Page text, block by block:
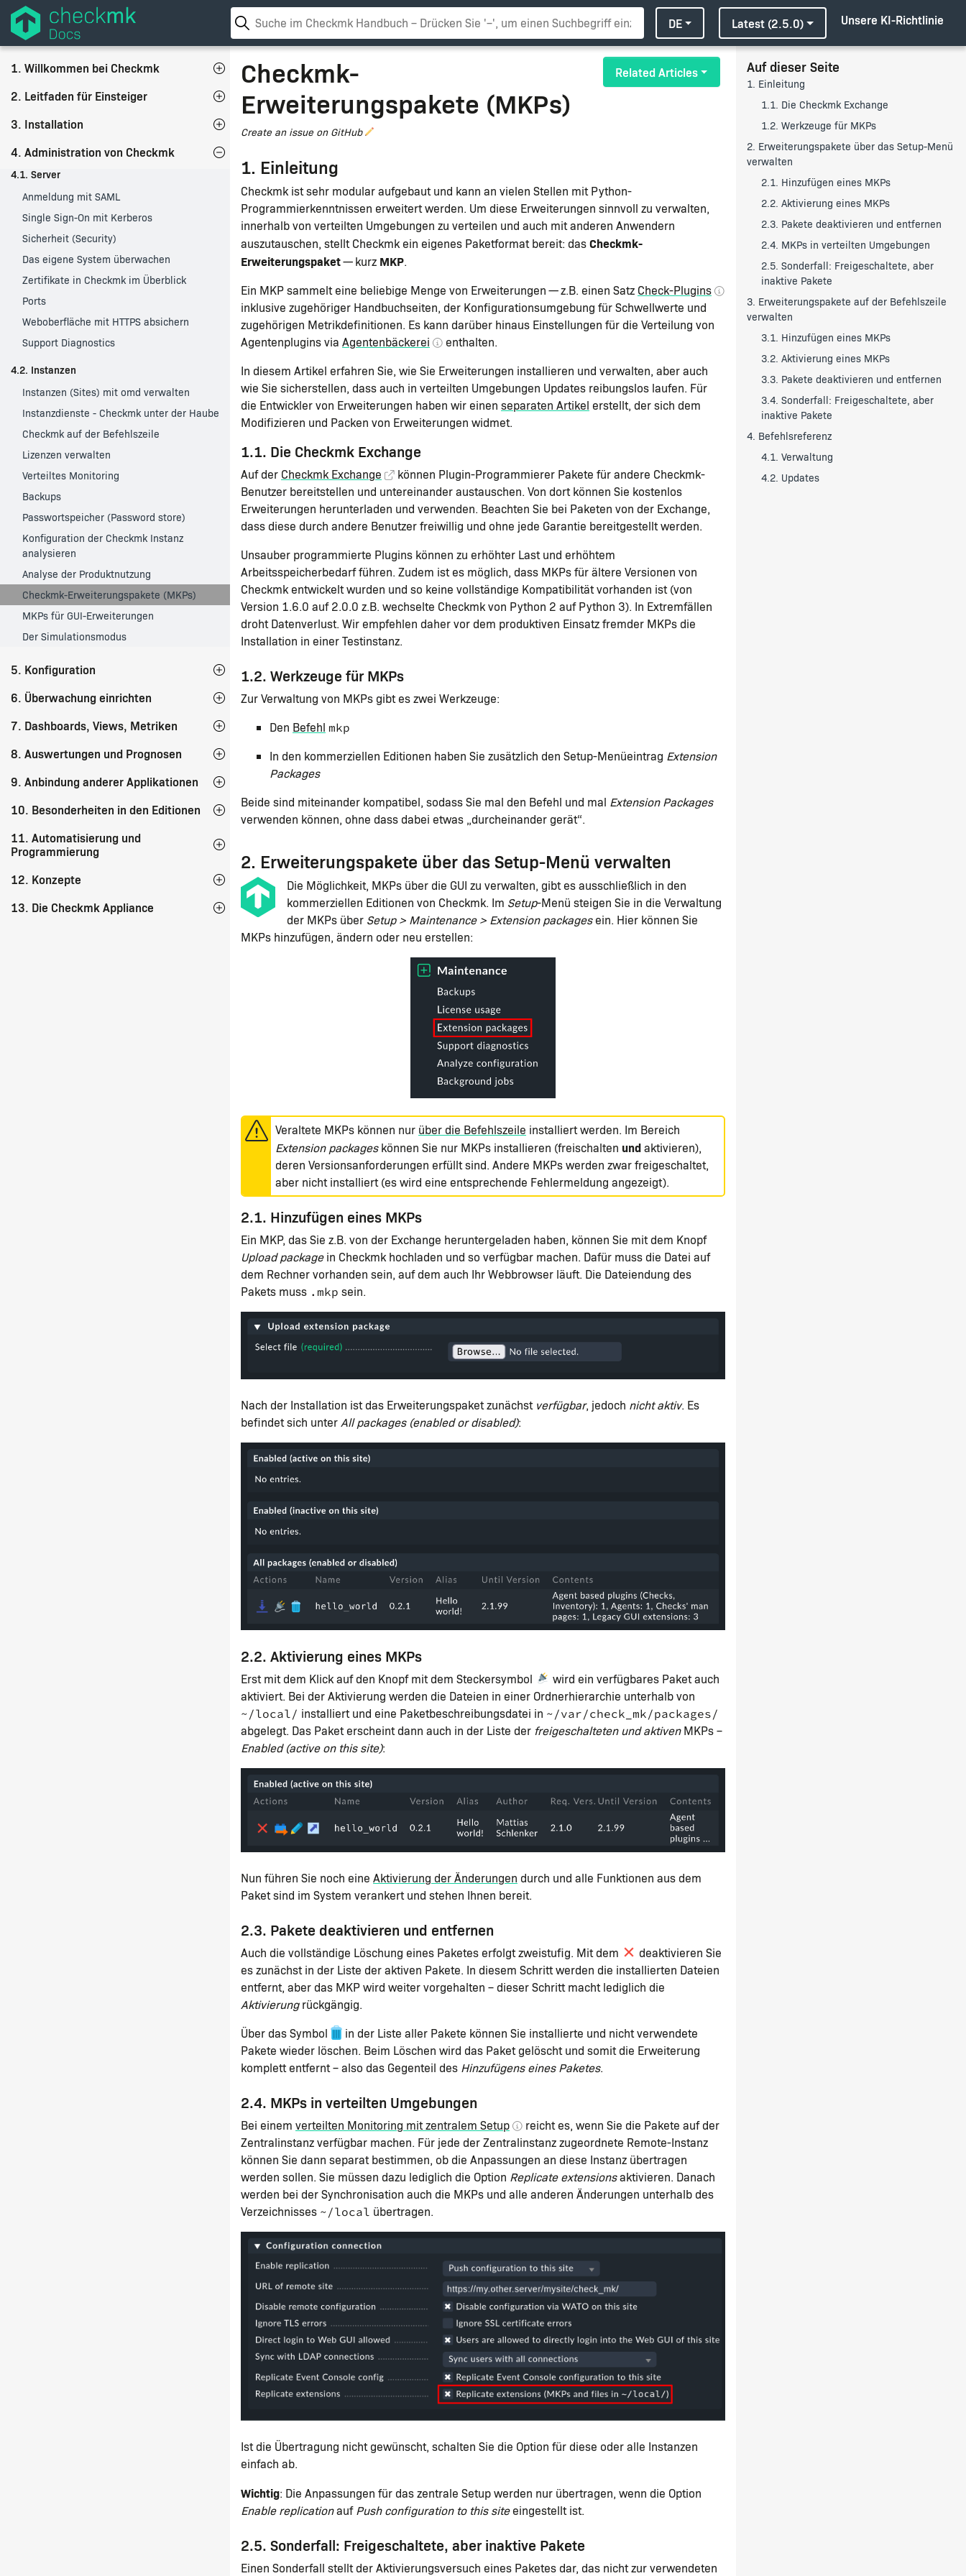
DE Latest (2.5.0) Unsere KI-Richtlinie
1. Willkommen bei Checkmk
2. Leitfaden für Einsteiger
3. Installation
4. Administration von Checkmk
4.1. Server
Anmeldung mit SAML
Single Sign-On mit Kerberos
Sicherheit (Security)
Das eigene System überwachen
Zertifikate in Checkmk im Überblick
Ports
Weboberfläche mit HTTPS absichern
Support Diagnostics
4.2. Instanzen
Instanzen (Sites) mit omd verwalten
Instanzdienste - Checkmk unter der Haube
Checkmk auf der Befehlszeile
Lizenzen verwalten
Verteiltes Monitoring
Backups
Passwortspeicher (Password store)
Konfiguration der Checkmk Instanz
analysieren
Analyse der Produktnutzung
Checkmk-Erweiterungspakete (MKPs)
MKPs für GUI-Erweiterungen
Der Simulationsmodus
5. Konfiguration
6. Überwachung einrichten
7. Dashboards, Views, Metriken
8. Auswertungen und Prognosen
9. Anbindung anderer Applikationen
10. Besonderheiten in den Editionen
11. Automatisierung und
Programmierung
12. Konzepte
13. Die Checkmk Appliance
Checkmk-
Erweiterungspakete (MKPs)
Create an issue on GitHub
Related Articles
1. Einleitung
Checkmk ist sehr modular aufgebaut und kann an vielen Stellen mit Python-
Programmierkenntnissen erweitert werden. Um diese Erweiterungen sinnvoll zu verwalten,
innerhalb von verteilten Umgebungen zu verteilen und auch mit anderen Anwendern
auszutauschen, stellt Checkmk ein eigenes Paketformat bereit: dasCheckmk-
Erweiterungspaket— kurz MKP.
Ein MKP sammelt eine beliebige Menge von Erweiterungen — z.B. einen Satz Check-Plugins
inklusive zugehöriger Handbuchseiten, der Konfigurationsumgebung für Schwellwerte und
zugehörigen Metrikdefinitionen. Es kann darüber hinaus Einstellungen für die Verteilung von
Agentenplugins via Agentenbäckerei
enthalten.
In diesem Artikel erfahren Sie, wie Sie Erweiterungen installieren und verwalten, aber auch
wie Sie sicherstellen, dass auch in verteilten Umgebungen Updates reibungslos laufen. Für
die Entwickler von Erweiterungen haben wir einen separaten Artikel erstellt, der sich dem
Modifizieren und Packen von Erweiterungen widmet.
1.1. Die Checkmk Exchange
Auf der Checkmk Exchange
können Plugin-Programmierer Pakete für andere Checkmk-
Benutzer bereitstellen und untereinander austauschen. Von dort können Sie kostenlos
Erweiterungen herunterladen und verwenden. Beachten Sie bei Paketen von der Exchange,
dass diese durch andere Benutzer freiwillig und ohne jede Garantie bereitgestellt werden.
Unsauber programmierte Plugins können zu erhöhter Last und erhöhtem
Arbeitsspeicherbedarf führen. Zudem ist es möglich, dass MKPs für ältere Versionen von
Checkmk entwickelt wurden und so keine vollständige Kompatibilität vorhanden ist (von
Version 1.6.0 auf 2.0.0 z.B. wechselte Checkmk von Python 2 auf Python 3). In Extremfällen
droht Datenverlust. Wir empfehlen daher vor dem produktiven Einsatz fremder MKPs die
Installation in einer Testinstanz.
1.2. Werkzeuge für MKPs
Zur Verwaltung von MKPs gibt es zwei Werkzeuge:
Den Befehl mkp
In den kommerziellen Editionen haben Sie zusätzlich den Setup-Menüeintrag Extension
Packages
Beide sind miteinander kompatibel, sodass Sie mal den Befehl und mal Extension Packages
verwenden können, ohne dass dabei etwas „durcheinander gerät“.
2. Erweiterungspakete über das Setup-Menü verwalten
Die Möglichkeit, MKPs über die GUI zu verwalten, gibt es ausschließlich in den
kommerziellen Editionen von Checkmk. Im Setup-Menü steigen Sie in die Verwaltung
der MKPs über Setup > Maintenance > Extension packagesein. Hier können Sie
MKPs hinzufügen, ändern oder neu erstellen:
Veraltete MKPs können nur über die Befehlszeile installiert werden. Im Bereich
Extension packageskönnen Sie nur MKPs installieren (freischalten undaktivieren),
deren Versionsanforderungen erfüllt sind. Andere MKPs werden zwar freigeschaltet,
aber nicht installiert (es wird eine entsprechende Fehlermeldung angezeigt).
2.1. Hinzufügen eines MKPs
Ein MKP, das Sie z.B. von der Exchange heruntergeladen haben, können Sie mit dem Knopf
Upload packagein Checkmk hochladen und so verfügbar machen. Dafür muss die Datei auf
dem Rechner vorhanden sein, auf dem auch Ihr Webbrowser läuft. Die Dateiendung des
Pakets muss .mkp sein.
Nach der Installation ist das Erweiterungspaket zunächst verfügbar, jedoch nicht aktiv. Es
befindet sich unter All packages (enabled or disabled):
2.2. Aktivierung eines MKPs
Erst mit dem Klick auf den Knopf mit dem Steckersymbol
wird ein verfügbares Paket auch
aktiviert. Bei der Aktivierung werden die Dateien in einer Ordnerhierarchie unterhalb von
~/local/ installiert und eine Paketbeschreibungsdatei in ~/var/check_mk/packages/
abgelegt. Das Paket erscheint dann auch in der Liste der freigeschalteten und aktivenMKPs –
Enabled (active on this site):
Nun führen Sie noch eine Aktivierung der Änderungen durch und alle Funktionen aus dem
Paket sind im System verankert und stehen Ihnen bereit.
2.3. Pakete deaktivieren und entfernen
Auch die vollständige Löschung eines Paketes erfolgt zweistufig. Mit dem
deaktivieren Sie
es zunächst in der Liste der aktiven Pakete. In diesem Schritt werden die installierten Dateien
entfernt, aber das MKP wird weiter vorgehalten – dieser Schritt macht lediglich die
Aktivierungrückgängig.
Über das Symbol
in der Liste aller Pakete können Sie installierte und nicht verwendete
Pakete wieder löschen. Beim Löschen wird das Paket gelöscht und somit die Erweiterung
komplett entfernt – also das Gegenteil des Hinzufügens eines Paketes.
2.4. MKPs in verteilten Umgebungen
Bei einem verteilten Monitoring mit zentralem Setup
reicht es, wenn Sie die Pakete auf der
Zentralinstanz verfügbar machen. Für jede der Zentralinstanz zugeordnete Remote-Instanz
können Sie dann separat bestimmen, ob die Anpassungen an diese Instanz übertragen
werden sollen. Sie müssen dazu lediglich die Option Replicate extensionsaktivieren. Danach
werden bei der Synchronisation auch die MKPs und alle anderen Änderungen unterhalb des
Verzeichnisses ~/local übertragen.
Ist die Übertragung nicht gewünscht, schalten Sie die Option für diese oder alle Instanzen
einfach ab.
Wichtig: Die Anpassungen für das zentrale Setup werden nur übertragen, wenn die Option
Enable replicationaufPush configuration to this siteeingestellt ist.
2.5. Sonderfall: Freigeschaltete, aber inaktive Pakete
Einen Sonderfall stellt der Aktivierungsversuch eines Paketes dar, das nicht zur verwendeten
Auf dieser Seite
1. Einleitung
1.1. Die Checkmk Exchange
1.2. Werkzeuge für MKPs
2. Erweiterungspakete über das Setup-Menü
verwalten
2.1. Hinzufügen eines MKPs
2.2. Aktivierung eines MKPs
2.3. Pakete deaktivieren und entfernen
2.4. MKPs in verteilten Umgebungen
2.5. Sonderfall: Freigeschaltete, aber
inaktive Pakete
3. Erweiterungspakete auf der Befehlszeile
verwalten
3.1. Hinzufügen eines MKPs
3.2. Aktivierung eines MKPs
3.3. Pakete deaktivieren und entfernen
3.4. Sonderfall: Freigeschaltete, aber
inaktive Pakete
4. Befehlsreferenz
4.1. Verwaltung
4.2. Updates